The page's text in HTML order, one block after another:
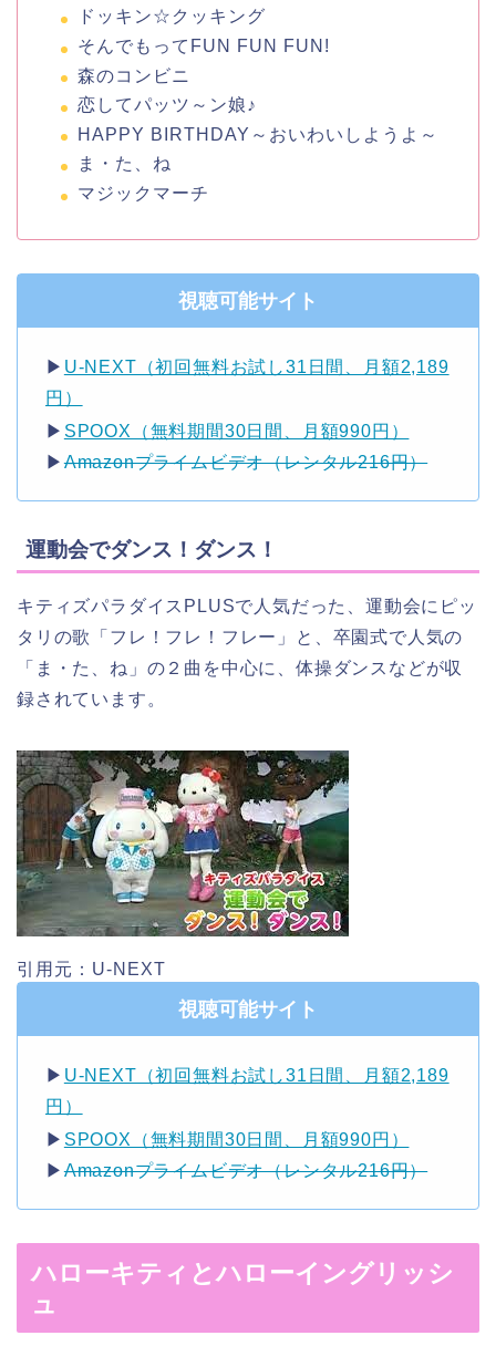
ドッキン☆クッキング
そんでもってFUN FUN FUN!
森のコンビニ
恋してパッツ～ン娘♪
HAPPY BIRTHDAY～おいわいしようよ～
ま・た、ね
マジックマーチ
視聴可能サイト
▶︎ U-NEXT（初回無料お試し31日間、月額2,189
円）
▶︎ SPOOX（無料期間30日間、月額990円）
▶︎Amazonプライムビデオ（レンタル216円）
運動会でダンス！ダンス！
キティズパラダイスPLUSで人気だった、運動会にピッ
タリの歌「フレ！フレ！フレー」と、卒園式で人気の
「ま・た、ね」の２曲を中心に、体操ダンスなどが収
録されています。
引用元：U-NEXT
視聴可能サイト
▶︎ U-NEXT（初回無料お試し31日間、月額2,189
円）
▶︎ SPOOX（無料期間30日間、月額990円）
▶︎Amazonプライムビデオ（レンタル216円）
ハローキティとハローイングリッシ
ュ